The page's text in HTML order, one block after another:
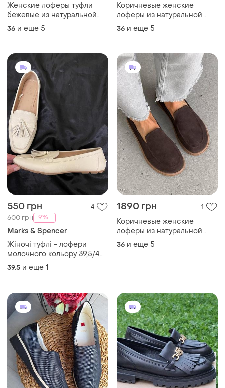
Женские лоферы туфли
бежевые из натуральной
замши 11585
36 и еще 5
Коричневые женские
лоферы из натуральной
кожи весна осень
36 и еще 5
550 грн 4
600 грн -9%
Marks & Spencer
Жіночі туфлі - лофери
молочного кольору 39,5/40
розміру marks&spencer
39.5 и еще 1
1890 грн 1
Коричневые женские
лоферы из натуральной
замши на весну осень
36 и еще 5